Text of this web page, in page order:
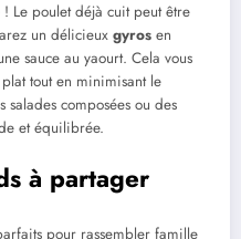
! Le poulet déjà cuit peut être
un délicieux gyros en
sauce au yaourt. Cela vous
tout en minimisant le
salades composées ou des
et équilibrée.
à partager
pour rassembler famille